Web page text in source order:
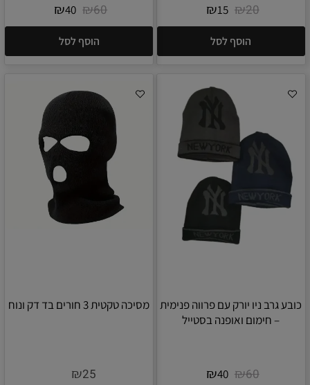
₪20
₪15
הוסף לסל
₪60
₪40
הוסף לסל
כובע גרב ניו יורק עם פרווה פנימית
– חימום ואופנה בסטייל
₪60
₪40
מסיכה טקטית 3 חורים בד דק ונוח
₪25